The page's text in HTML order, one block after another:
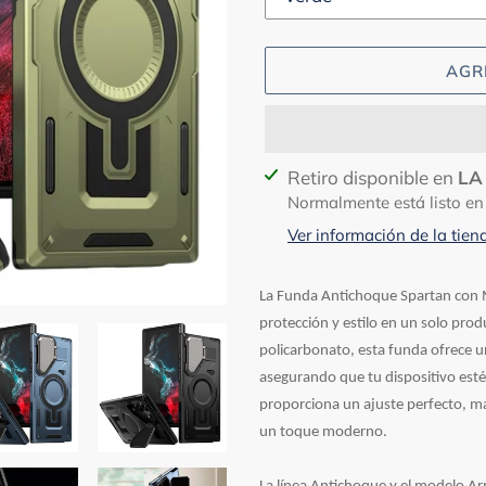
Agregando
producto
tu
carrito
Retiro disponible en
Normalmente está listo
Ver información de la
La Funda Antichoque Spartan
protección y estilo en un solo
policarbonato, esta funda ofrece
asegurando que tu dispositivo
proporciona un ajuste perfecto,
un toque moderno.